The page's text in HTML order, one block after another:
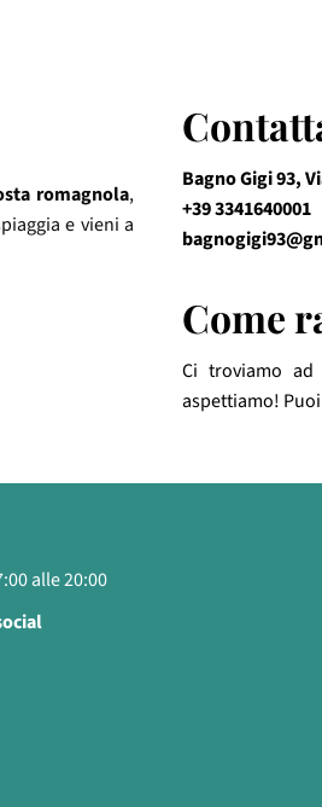
romagnola,
e vieni a
Bagno Gigi 93,
+39 3341640001
Come
Ci troviamo
aspettiamo!
alle 20:00